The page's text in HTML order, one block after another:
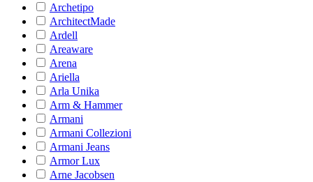
Archetipo
ArchitectMade
Ardell
Areaware
Arena
Ariella
Arla Unika
Arm & Hammer
Armani
Armani Collezioni
Armani Jeans
Armor Lux
Arne Jacobsen